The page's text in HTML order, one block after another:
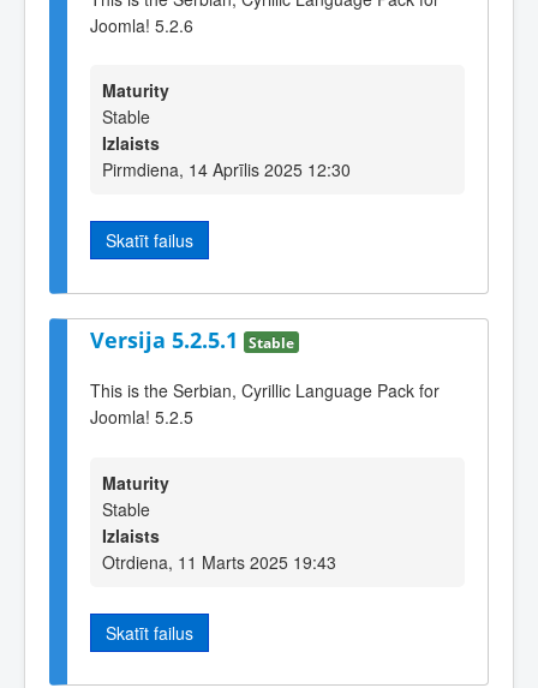
Joomla! 5.2.6
Maturity
Stable
Izlaists
Pirmdiena, 14 Aprīlis 2025 12:30
Skatīt failus
Versija 5.2.5.1 Stable
This is the Serbian, Cyrillic Language Pack for
Joomla! 5.2.5
Maturity
Stable
Izlaists
Otrdiena, 11 Marts 2025 19:43
Skatīt failus